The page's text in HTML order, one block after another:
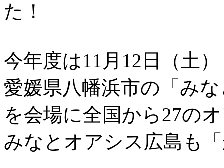
た！
今年度は11月12日（土
愛媛県八幡浜市の「み
を会場に全国から27の
みなとオアシス広島も